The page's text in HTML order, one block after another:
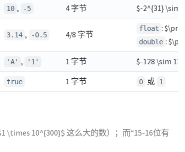
10 , -5 4 字节 $-2^{31} \sim
3.14 , -0.5 4/8 字节
float : $\pm
double :
'A' , '1' 1 字节 $-128 \sim 127$
true 1 字节 0 或 1
\times 10^{300}$ 这么大的数）；而“15-16位有